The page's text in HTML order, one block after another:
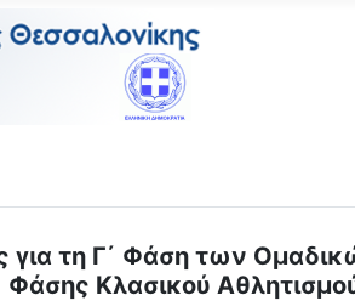
για τη Γ΄ Φάση των
Κλασικού